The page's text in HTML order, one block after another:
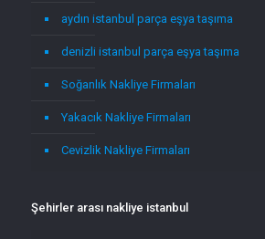
aydın istanbul parça eşya taşıma
denizli istanbul parça eşya taşıma
Soğanlık Nakliye Firmaları
Yakacık Nakliye Firmaları
Cevizlik Nakliye Firmaları
Şehirler arası nakliye istanbul